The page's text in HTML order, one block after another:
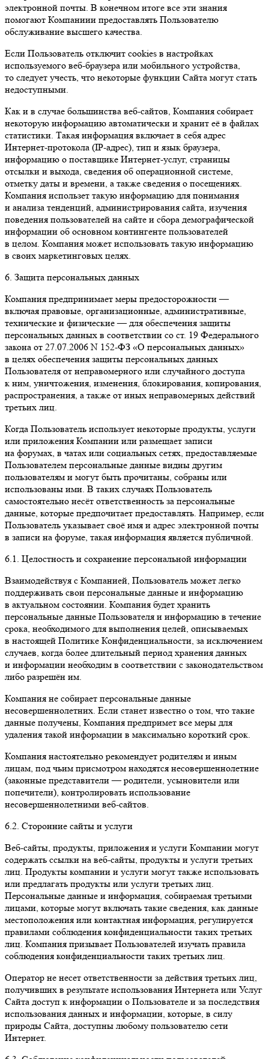
электронной почты. В конечном итоге все эти знания
помогают Компаниии предоставлять Пользователю
обслуживание высшего качества.
Если Пользователь отключит cookies в настройках
используемого веб-браузера или мобильного устройства,
то следует учесть, что некоторые функции Сайта могут стать
недоступными.
Как и в случае большинства веб-сайтов, Компания собирает
некоторую информацию автоматически и хранит её в файлах
статистики. Такая информация включает в себя адрес
Интернет-протокола (IP-адрес), тип и язык браузера,
информацию о поставщике Интернет-услуг, страницы
отсылки и выхода, сведения об операционной системе,
отметку даты и времени, а также сведения о посещениях.
Компания использет такую информацию для понимания
и анализа тенденций, администрирования сайта, изучения
поведения пользователей на сайте и сбора демографической
информации об основном контингенте пользователей
в целом. Компания может использовать такую информацию
в своих маркетинговых целях.
6. Защита персональных данных
Компания предпринимает меры предосторожности —
включая правовые, организационные, административные,
технические и физические — для обеспечения защиты
персональных данных в соответствии со ст. 19 Федерального
закона от 27.07.2006 N 152-ФЗ «О персональных данных»
в целях обеспечения защиты персональных данных
Пользователя от неправомерного или случайного доступа
к ним, уничтожения, изменения, блокирования, копирования,
распространения, а также от иных неправомерных действий
третьих лиц.
Когда Пользователь использует некоторые продукты, услуги
или приложения Компании или размещает записи
на форумах, в чатах или социальных сетях, предоставляемые
Пользователем персональные данные видны другим
пользователям и могут быть прочитаны, собраны или
использованы ими. В таких случаях Пользователь
самостоятельно несёт ответственность за персональные
данные, которые предпочитает предоставлять. Например, если
Пользователь указывает своё имя и адрес электронной почты
в записи на форуме, такая информация является публичной.
6.1. Целостность и сохранение персональной информации
Взаимодействуя с Компанией, Пользователь может легко
поддерживать свои персональные данные и информацию
в актуальном состоянии. Компания будет хранить
персональные данные Пользователя и информацию в течение
срока, необходимого для выполнения целей, описываемых
в настоящей Политике Конфиденциальности, за исключением
случаев, когда более длительный период хранения данных
и информации необходим в соответствии с законодательством
либо разрешён им.
Компания не собирает персональные данные
несовершеннолетних. Если станет известно о том, что такие
данные получены, Компания предпримет все меры для
удаления такой информации в максимально короткий срок.
Компания настоятельно рекомендует родителям и иным
лицам, под чьим присмотром находятся несовершеннолетние
(законные представители — родители, усыновители или
попечители), контролировать использование
несовершеннолетними веб-сайтов.
6.2. Сторонние сайты и услуги
Веб-сайты, продукты, приложения и услуги Компании могут
содержать ссылки на веб-сайты, продукты и услуги третьих
лиц. Продукты компании и услуги могут также использовать
или предлагать продукты или услуги третьих лиц.
Персональные данные и информация, собираемая третьими
лицами, которые могут включать такие сведения, как данные
местоположения или контактная информация, регулируется
правилами соблюдения конфиденциальности таких третьих
лиц. Компания призывает Пользователей изучать правила
соблюдения конфиденциальности таких третьих лиц.
Оператор не несет ответственности за действия третьих лиц,
получивших в результате использования Интернета или Услуг
Сайта доступ к информации о Пользователе и за последствия
использования данных и информации, которые, в силу
природы Сайта, доступны любому пользователю сети
Интернет.